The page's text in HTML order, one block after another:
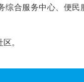
合服务中心、便民
。